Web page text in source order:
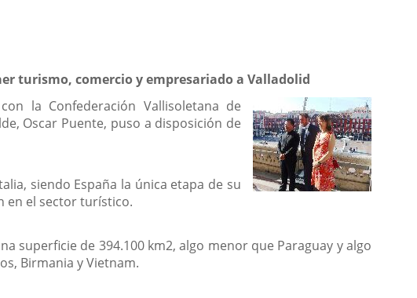
turismo, comercio y empresariado a Valladolid
la Confederación Vallisoletana de
Oscar Puente, puso a disposición de
siendo España la única etapa de su
en el sector turístico.
superficie de 394.100 km2, algo menor que Paraguay y algo
Birmania y Vietnam.